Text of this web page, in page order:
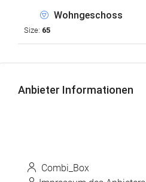
Wohngeschoss
Size: 65
Anbieter Informationen
Combi_Box